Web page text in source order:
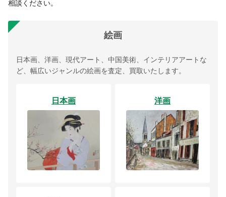
相談ください。
絵画
日本画、洋画、現代アート、中国美術、インテリアアートな
ど、幅広いジャンルの絵画を査定、買取いたします。
日本画 洋画